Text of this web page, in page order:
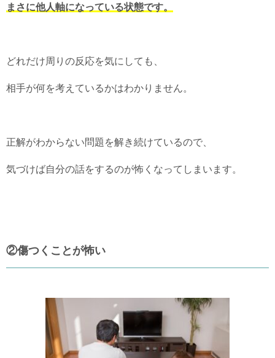
まさに他人軸になっている状態です。
どれだけ周りの反応を気にしても、
相手が何を考えているかはわかりません。
正解がわからない問題を解き続けているので、
気づけば自分の話をするのが怖くなってしまいます。
②傷つくことが怖い